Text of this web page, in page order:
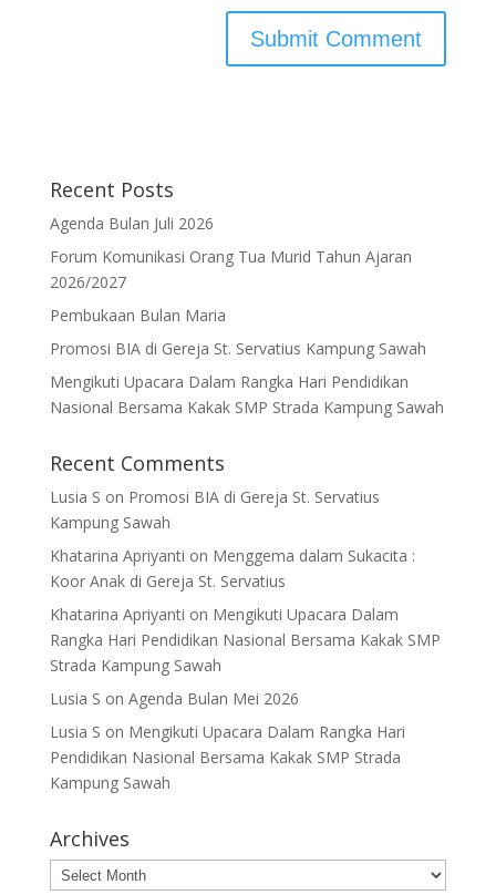
Recent Posts
Agenda Bulan Juli 2026
Forum Komunikasi Orang Tua Murid Tahun Ajaran
2026/2027
Pembukaan Bulan Maria
Promosi BIA di Gereja St. Servatius Kampung Sawah
Mengikuti Upacara Dalam Rangka Hari Pendidikan
Nasional Bersama Kakak SMP Strada Kampung Sawah
Recent Comments
Lusia S on Promosi BIA di Gereja St. Servatius
Kampung Sawah
Khatarina Apriyanti on Menggema dalam Sukacita :
Koor Anak di Gereja St. Servatius
Khatarina Apriyanti on Mengikuti Upacara Dalam
Rangka Hari Pendidikan Nasional Bersama Kakak SMP
Strada Kampung Sawah
Lusia S on Agenda Bulan Mei 2026
Lusia S on Mengikuti Upacara Dalam Rangka Hari
Pendidikan Nasional Bersama Kakak SMP Strada
Kampung Sawah
Archives
Archives